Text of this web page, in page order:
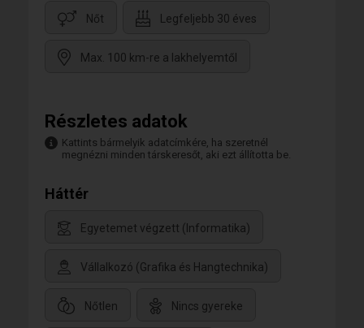
Nőt Legfeljebb 30 éves
Max. 100 km-re a lakhelyemtől
Részletes adatok
Kattints bármelyik adatcímkére, ha szeretnél
megnézni minden társkeresőt, aki ezt állította be.
Háttér
Egyetemet végzett (Informatika)
Vállalkozó (Grafika és Hangtechnika)
Nőtlen Nincs gyereke